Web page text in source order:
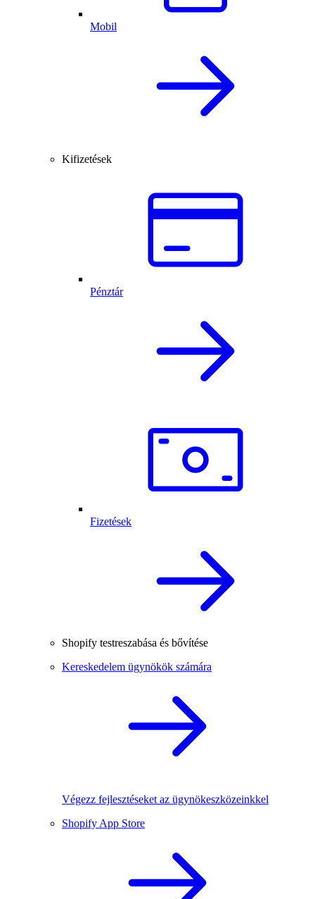
Mobil
Kifizetések
Pénztár
Fizetések
Shopify testreszabása és bővítése
Kereskedelem ügynökök számára
Végezz fejlesztéseket az ügynökeszközeinkkel
Shopify App Store